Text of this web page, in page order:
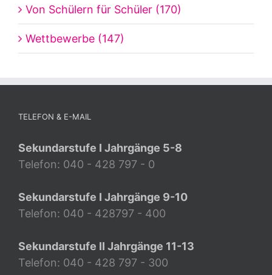
Von Schülern für Schüler (170)
Wettbewerbe (147)
TELEFON & E-MAIL
Sekundarstufe I Jahrgänge 5-8
Telefon: 040 - 428 797 - 0
Sekundarstufe I Jahrgänge 9-10
Telefon: 040 - 428797 - 400
Sekundarstufe II Jahrgänge 11-13
Telefon: 040 - 428 797 - 300